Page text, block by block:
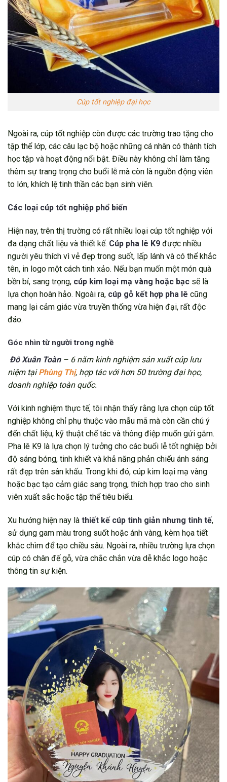
Cúp tốt nghiệp đại học
Ngoài ra, cúp tốt nghiệp còn được các trường trao tặng cho
tập thể lớp, các câu lạc bộ hoặc những cá nhân có thành tích
học tập và hoạt động nổi bật. Điều này không chỉ làm tăng
thêm sự trang trọng cho buổi lễ mà còn là nguồn động viên
to lớn, khích lệ tinh thần các bạn sinh viên.
Các loại cúp tốt nghiệp phổ biến
Hiện nay, trên thị trường có rất nhiều loại cúp tốt nghiệp với
đa dạng chất liệu và thiết kế. Cúp pha lê K9 được nhiều
người yêu thích vì vẻ đẹp trong suốt, lấp lánh và có thể khắc
tên, in logo một cách tinh xảo. Nếu bạn muốn một món quà
bền bỉ, sang trọng, cúp kim loại mạ vàng hoặc bạc sẽ là
lựa chọn hoàn hảo. Ngoài ra, cúp gỗ kết hợp pha lê cũng
mang lại cảm giác vừa truyền thống vừa hiện đại, rất độc
đáo.
Góc nhìn từ người trong nghề
Đỗ Xuân Toàn– 6 năm kinh nghiệm sản xuất cúp lưu
niệm tạiPhùng Thị, hợp tác với hơn 50 trường đại học,
doanh nghiệp toàn quốc.
Với kinh nghiệm thực tế, tôi nhận thấy rằng lựa chọn cúp tốt
nghiệp không chỉ phụ thuộc vào mẫu mã mà còn cần chú ý
đến chất liệu, kỹ thuật chế tác và thông điệp muốn gửi gắm.
Pha lê K9 là lựa chọn lý tưởng cho các buổi lễ tốt nghiệp bởi
độ sáng bóng, tinh khiết và khả năng phản chiếu ánh sáng
rất đẹp trên sân khấu. Trong khi đó, cúp kim loại mạ vàng
hoặc bạc tạo cảm giác sang trọng, thích hợp trao cho sinh
viên xuất sắc hoặc tập thể tiêu biểu.
Xu hướng hiện nay là thiết kế cúp tinh giản nhưng tinh tế,
sử dụng gam màu trong suốt hoặc ánh vàng, kèm họa tiết
khắc chìm để tạo chiều sâu. Ngoài ra, nhiều trường lựa chọn
cúp có chân đế gỗ, vừa chắc chắn vừa dễ khắc logo hoặc
thông tin sự kiện.